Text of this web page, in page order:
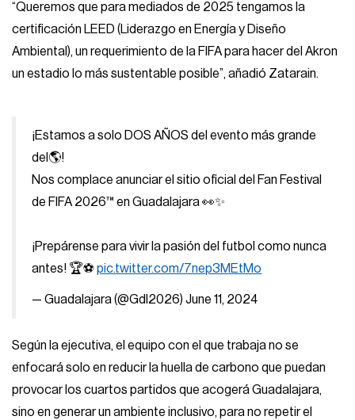
“Queremos que para mediados de 2025 tengamos la
certificación LEED (Liderazgo en Energía y Diseño
Ambiental), un requerimiento de la FIFA para hacer del Akron
un estadio lo más sustentable posible”, añadió Zatarain.
¡Estamos a solo DOS AÑOS del evento más grande
del🌎!
Nos complace anunciar el sitio oficial del Fan Festival
de FIFA 2026™️ en Guadalajara 👀✨
¡Prepárense para vivir la pasión del futbol como nunca
antes! 🏆⚽️pic.twitter.com/7nep3MEtMo
— Guadalajara (@Gdl2026)June 11, 2024
Según la ejecutiva, el equipo con el que trabaja no se
enfocará solo en reducir la huella de carbono que puedan
provocar los cuartos partidos que acogerá Guadalajara,
sino en generar un ambiente inclusivo, para no repetir el